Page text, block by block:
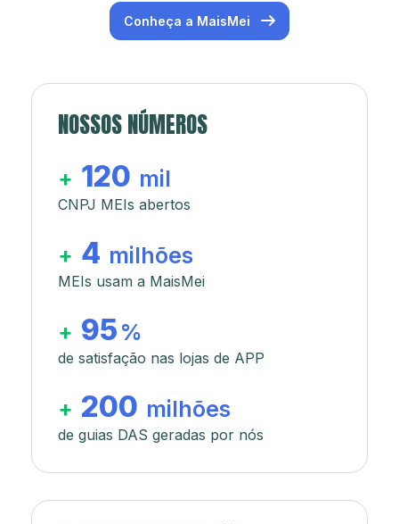
Conheça a MaisMei
NOSSOS NÚMEROS
+ 120 mil
CNPJ MEIs abertos
+ 4 milhões
MEIs usam a MaisMei
+ 95 %
de satisfação nas lojas de APP
+ 200 milhões
de guias DAS geradas por nós